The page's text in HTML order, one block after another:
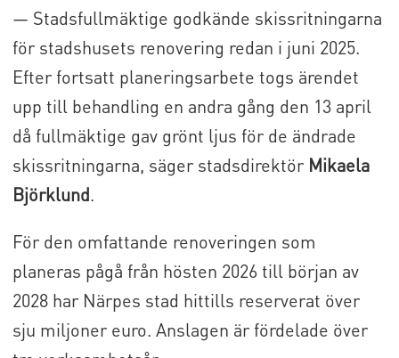
— Stadsfullmäktige godkände skissritningarna
för stadshusets renovering redan i juni 2025.
Efter fortsatt planeringsarbete togs ärendet
upp till behandling en andra gång den 13 april
då fullmäktige gav grönt ljus för de ändrade
skissritningarna, säger stadsdirektör Mikaela
Björklund.
För den omfattande renoveringen som
planeras pågå från hösten 2026 till början av
2028 har Närpes stad hittills reserverat över
sju miljoner euro. Anslagen är fördelade över